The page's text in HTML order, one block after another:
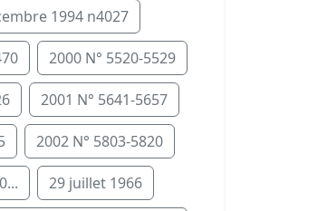
1994 n4027
2000 N° 5520-5529
2001 N° 5641-5657
2002 N° 5803-5820
29 juillet 1966